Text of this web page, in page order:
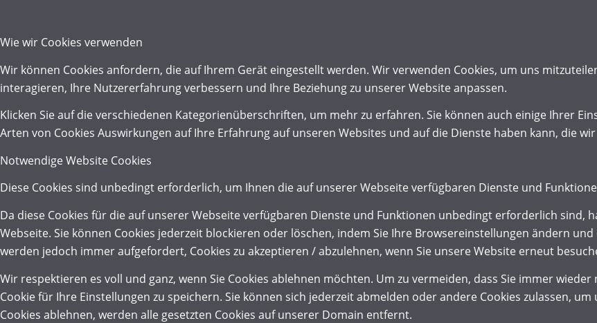
Wie wir Cookies verwenden
Wir können Cookies anfordern, die auf Ihrem Gerät eingestellt werden. Wir verwenden Cookies, um uns
interagieren, Ihre Nutzererfahrung verbessern und Ihre Beziehung zu unserer Website anpassen.
Klicken Sie auf die verschiedenen Kategorienüberschriften, um mehr zu erfahren. Sie können auch einige Ihrer
Arten von Cookies Auswirkungen auf Ihre Erfahrung auf unseren Websites und auf die Dienste haben kann, die
Notwendige Website Cookies
Diese Cookies sind unbedingt erforderlich, um Ihnen die auf unserer Webseite verfügbaren Dienste und
Da diese Cookies für die auf unserer Webseite verfügbaren Dienste und Funktionen unbedingt erforderlich sind,
Webseite. Sie können Cookies jederzeit blockieren oder löschen, indem Sie Ihre Browsereinstellungen ändern
werden jedoch immer aufgefordert, Cookies zu akzeptieren / abzulehnen, wenn Sie unsere Website erneut
Wir respektieren es voll und ganz, wenn Sie Cookies ablehnen möchten. Um zu vermeiden, dass Sie immer
Cookie für Ihre Einstellungen zu speichern. Sie können sich jederzeit abmelden oder andere Cookies zulassen,
Cookies ablehnen, werden alle gesetzten Cookies auf unserer Domain entfernt.